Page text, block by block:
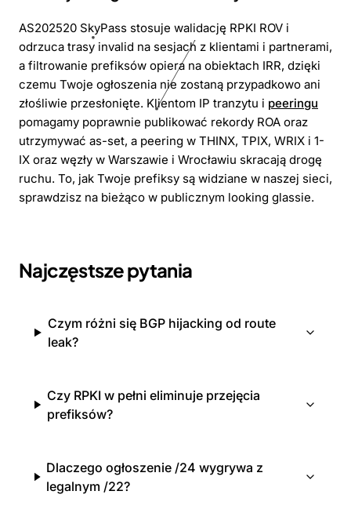
AS202520 SkyPass stosuje walidację RPKI ROV i
odrzuca trasy invalid na sesjach z klientami i partnerami,
a filtrowanie prefiksów opiera na obiektach IRR, dzięki
czemu Twoje ogłoszenia nie zostaną przypadkowo ani
złośliwie przesłonięte. Klientom IP tranzytu i peeringu
pomagamy poprawnie publikować rekordy ROA oraz
utrzymywać as-set, a peering w THINX, TPIX, WRIX i 1-
IX oraz węzły w Warszawie i Wrocławiu skracają drogę
ruchu. To, jak Twoje prefiksy są widziane w naszej sieci,
sprawdzisz na bieżąco w publicznym looking glassie.
Najczęstsze pytania
Czym różni się BGP hijacking od route
leak?
Czy RPKI w pełni eliminuje przejęcia
prefiksów?
Dlaczego ogłoszenie /24 wygrywa z
legalnym /22?